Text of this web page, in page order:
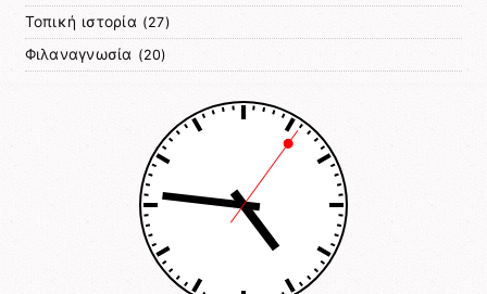
Τοπική ιστορία (27)
Φιλαναγνωσία (20)